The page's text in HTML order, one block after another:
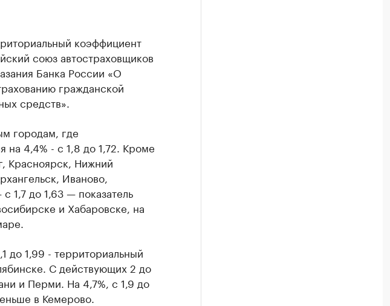
коэффициент
союз автостраховщиков
Банка России «О
гражданской
средств».
городам, где
на 4,4% - с 1,8 до 1,72. Кроме
Красноярск, Нижний
Иваново,
1,7 до 1,63 — показатель
и Хабаровске, на
до 1,99 - территориальный
С действующих 2 до
и Перми. На 4,7%, с 1,9 до
в Кемерово.